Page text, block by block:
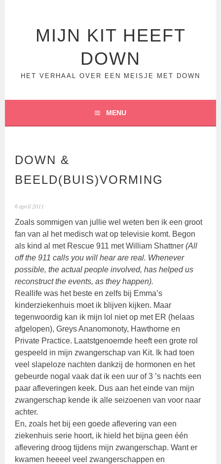
MIJN KIT HEEFT
DOWN
HET VERHAAL OVER EEN MEISJE MET DOWN
MENU
DOWN &
BEELD(BUIS)VORMING
6 april 2011
Zoals sommigen van jullie wel weten ben ik een groot
fan van al het medisch wat op televisie komt. Begon
als kind al met Rescue 911 met William Shattner(All
off the 911 calls you will hear are real. Whenever
possible, the actual people involved, has helped us
reconstruct the events, as they happen).
Reallife was het beste en zelfs bij Emma’s
kinderziekenhuis moet ik blijven kijken. Maar
tegenwoordig kan ik mijn lol niet op met ER (helaas
afgelopen), Greys Ananomonoty, Hawthorne en
Private Practice. Laatstgenoemde heeft een grote rol
gespeeld in mijn zwangerschap van Kit. Ik had toen
veel slapeloze nachten dankzij de hormonen en het
gebeurde nogal vaak dat ik een uur of 3 ’s nachts een
paar afleveringen keek. Dus aan het einde van mijn
zwangerschap kende ik alle seizoenen van voor naar
achter.
En, zoals het bij een goede aflevering van een
ziekenhuis serie hoort, ik hield het bijna geen één
aflevering droog tijdens mijn zwangerschap. Want er
kwamen heeeel veel zwangerschappen en